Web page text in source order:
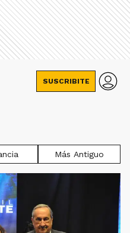
SUSCRIBITE
Más Antiguo